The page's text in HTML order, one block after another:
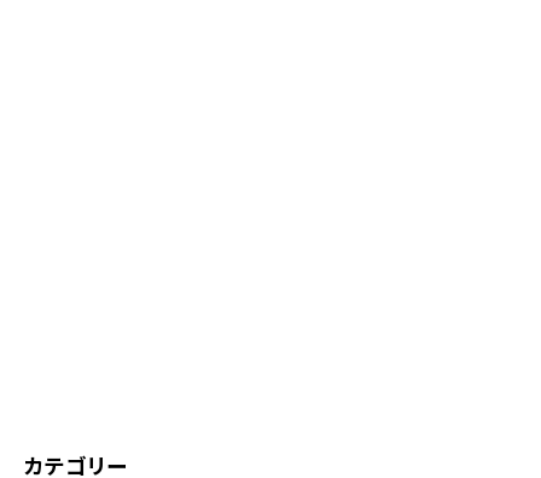
カテゴリー